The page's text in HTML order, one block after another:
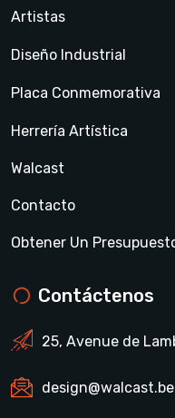
Artistas
Diseño Industrial
Placa Conmemorativa
Herrería Artística
Walcast
Contacto
Obtener Un
Contáctenos
25, Avenue de
design@walcast.be